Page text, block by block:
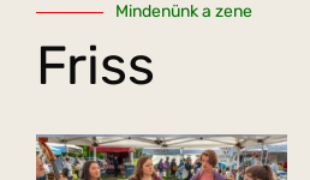
Mindenünk a zene
Friss